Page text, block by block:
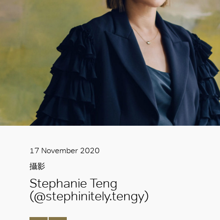
17 November 2020
攝影
Stephanie Teng
(@stephinitely.tengy)